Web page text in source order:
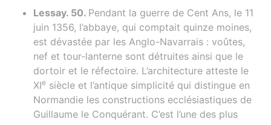
Lessay. 50. Pendant la guerre de Cent Ans, le 11
juin 1356, l’abbaye, qui comptait quinze moines,
est dévastée par les Anglo-Navarrais : voûtes,
nef et tour-lanterne sont détruites ainsi que le
dortoir et le réfectoire. L’architecture atteste le
XIe siècle et l’antique simplicité qui distingue en
Normandie les constructions ecclésiastiques de
Guillaume le Conquérant. C’est l’une des plus